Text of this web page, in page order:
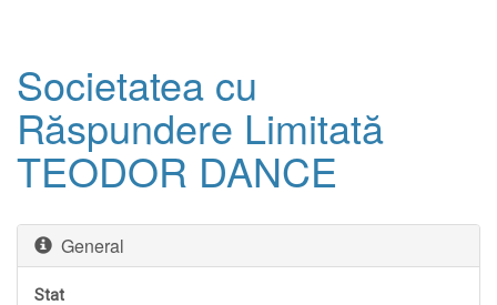
Societatea cu
Răspundere Limitată
TEODOR DANCE
General
Stat